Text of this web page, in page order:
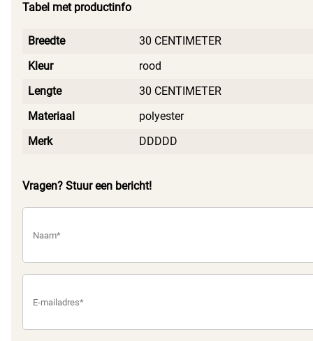
huishouden. Voeg de DDD microvezeldoek toe aan je
schoonmaakarsenaal en ervaar zelf het gemak van een
Tabel met productinfo
Breedte
30 CENTIMETER
Kleur
rood
Lengte
30 CENTIMETER
Materiaal
polyester
Merk
DDDDD
Vragen? Stuur een bericht!